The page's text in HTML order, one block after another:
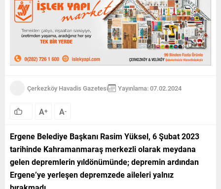
Çerkezköy Havadis Gazetesi Yayınlama: 07.02.2024
A+ A-
Ergene Belediye Başkanı Rasim Yüksel, 6 Şubat 2023
tarihinde Kahramanmaraş merkezli olarak meydana
gelen depremlerin yıldönümünde; depremin ardından
Ergene’ye yerleşen depremzede aileleri yalnız